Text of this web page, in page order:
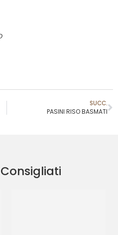
SUCC.
PASINI RISO BASMATI